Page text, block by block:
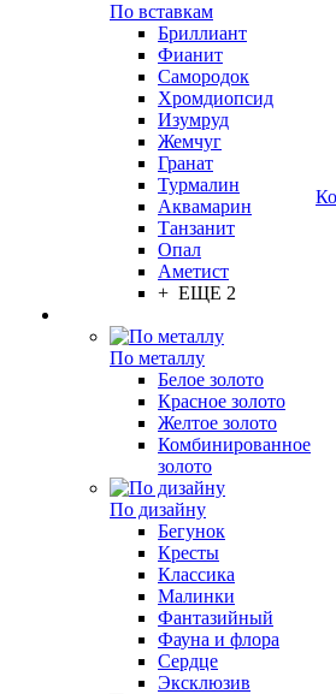
По вставкам
Бриллиант
Фианит
Самородок
Хромдиопсид
Изумруд
Жемчуг
Гранат
Турмалин
Аквамарин
Танзанит
Опал
Аметист
+ ЕЩЕ 2
По металлу
Белое золото
Красное золото
Желтое золото
Комбинированное
золото
По дизайну
Бегунок
Кресты
Классика
Малинки
Фантазийный
Фауна и флора
Сердце
Эксклюзив